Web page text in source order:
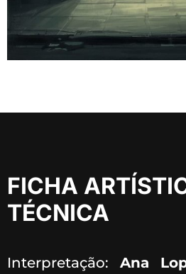
FICHA
TÉCNICA
Interpretação: Ana